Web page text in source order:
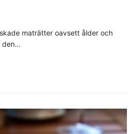
maträtter oavsett ålder och
den…